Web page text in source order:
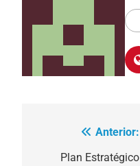
Navegación
Anterior:
Plan Estratégico